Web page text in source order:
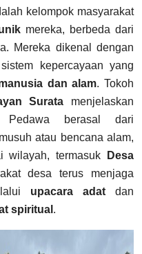
kelompok masyarakat
mereka, berbeda dari
Mereka dikenal dengan
kepercayaan yang
dan alam. Tokoh
Surata menjelaskan
Pedawa berasal dari
atau bencana alam,
wilayah, termasuk
Desa
desa terus menjaga
upacara adatdan
spiritual .